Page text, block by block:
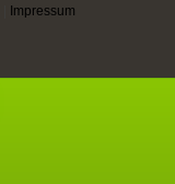
Impressum